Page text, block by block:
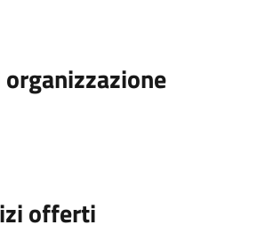
offerti